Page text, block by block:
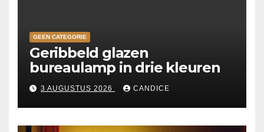
GEEN CATEGORIE
Geribbeld glazen
bureaulamp in drie kleuren
3 AUGUSTUS 2026 CANDICE